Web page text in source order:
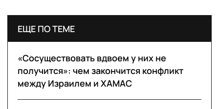
ЕЩЕ ПО ТЕМЕ
«Сосуществовать вдвоем у них не
получится»: чем закончится конфликт
между Израилем и ХАМАС